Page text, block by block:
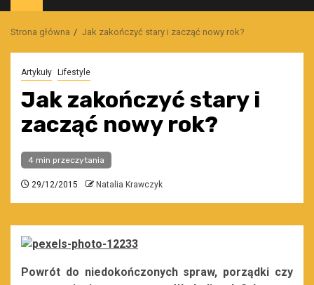
główne
Strona główna Jak zakończyć stary i zacząć nowy rok?
Artykuły Lifestyle
Jak zakończyć stary i
zacząć nowy rok?
4 min przeczytania
29/12/2015 Natalia Krawczyk
Powrót do niedokończonych spraw, porządki czy